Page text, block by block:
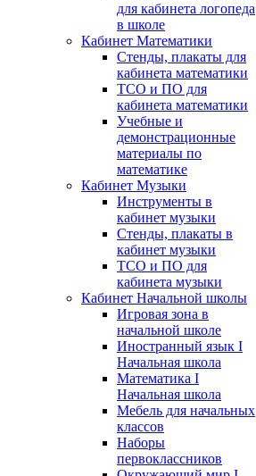
для кабинета логопеда
в школе
Кабинет Математики
Стенды, плакаты для
кабинета математики
ТСО и ПО для
кабинета математики
Учебные и
демонстрационные
материалы по
математике
Кабинет Музыки
Инструменты в
кабинет музыки
Стенды, плакаты в
кабинет музыки
ТСО и ПО для
кабинета музыки
Кабинет Начальной школы
Игровая зона в
начальной школе
Иностранный язык I
Начальная школа
Математика I
Начальная школа
Мебель для начальных
классов
Наборы
первоклассников